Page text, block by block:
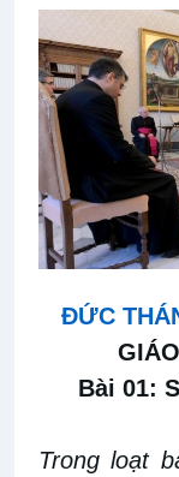
ĐỨC
Bài 01:
Trong loạt